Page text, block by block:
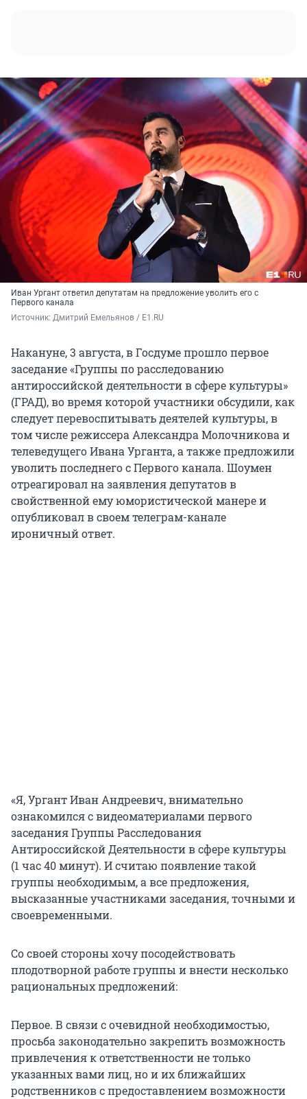
Иван Ургант ответил депутатам на предложение уволить его с
Первого канала
Источник: Дмитрий Емельянов / E1.RU
Накануне, 3 августа, в Госдуме прошло первое
заседание «Группы по расследованию
антироссийской деятельности в сфере культуры»
(ГРАД), во время которой участники обсудили, как
следует перевоспитывать деятелей культуры, в
том числе режиссера Александра Молочникова и
телеведущего Ивана Урганта, а также предложили
уволить последнего с Первого канала. Шоумен
отреагировал на заявления депутатов в
свойственной ему юмористической манере и
опубликовал в своем телеграм-канале
ироничный ответ.
«Я, Ургант Иван Андреевич, внимательно
ознакомился с видеоматериалами первого
заседания Группы Расследования
Антироссийской Деятельности в сфере культуры
(1 час 40 минут). И считаю появление такой
группы необходимым, а все предложения,
высказанные участниками заседания, точными и
своевременными.
Со своей стороны хочу посодействовать
плодотворной работе группы и внести несколько
рациональных предложений:
Первое. В связи с очевидной необходимостью,
просьба законодательно закрепить возможность
привлечения к ответственности не только
указанных вами лиц, но и их ближайших
родственников с предоставлением возможности